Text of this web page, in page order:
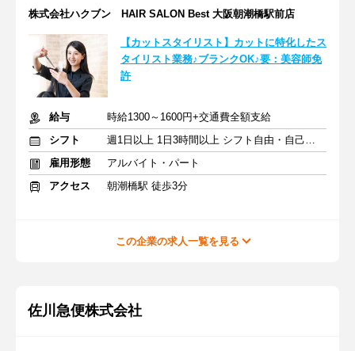
株式会社ハクブン HAIR SALON Best 大阪朝潮橋駅前店
【カットスタイリスト】カットに特化したス
タイリスト業務♪ブランクOK♪要：美容師免
許
給与
時給1300～1600円+交通費全額支給
シフト
週1日以上 1日3時間以上 シフト自由・自己申告
雇用形態
アルバイト・パート
アクセス
朝潮橋駅 徒歩3分
この企業の求人一覧を見る
佐川急便株式会社